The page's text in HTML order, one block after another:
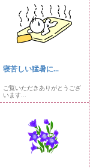
寝苦しい猛暑に...
ご覧いただきありがとうござ
います...